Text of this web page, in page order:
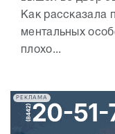
Как рассказала
ментальных
плохо...
РЕКЛАМА